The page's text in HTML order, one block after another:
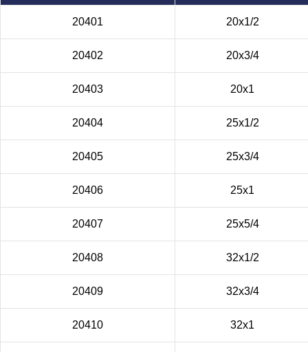
20401 20х1/2
20402 20х3/4
20403 20х1
20404 25х1/2
20405 25х3/4
20406 25х1
20407 25х5/4
20408 32х1/2
20409 32х3/4
20410 32х1